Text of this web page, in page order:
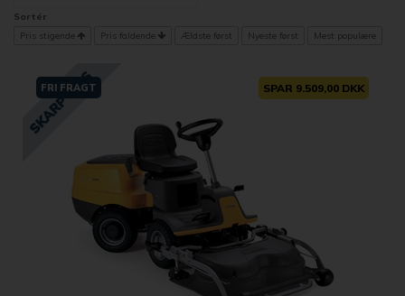
Sortér
Pris stigende
Pris faldende Ældste først Nyeste først Mest populære
FRI FRAGT SPAR 9.509,00 DKK